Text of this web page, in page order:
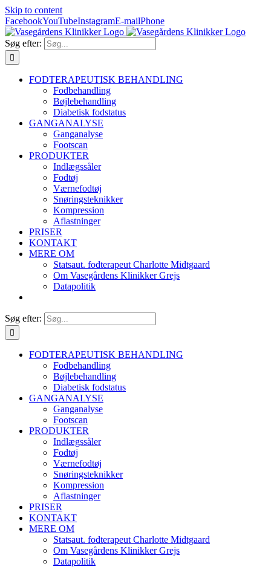
Skip to content
FacebookYouTubeInstagramE-mailPhone
Søg efter:
FODTERAPEUTISK BEHANDLING
Fodbehandling
Bøjlebehandling
Diabetisk fodstatus
GANGANALYSE
Ganganalyse
Footscan
PRODUKTER
Indlægssåler
Fodtøj
Værnefodtøj
Snøringsteknikker
Kompression
Aflastninger
PRISER
KONTAKT
MERE OM
Statsaut. fodterapeut Charlotte Midtgaard
Om Vasegårdens Klinikker Grejs
Datapolitik
Søg efter:
FODTERAPEUTISK BEHANDLING
Fodbehandling
Bøjlebehandling
Diabetisk fodstatus
GANGANALYSE
Ganganalyse
Footscan
PRODUKTER
Indlægssåler
Fodtøj
Værnefodtøj
Snøringsteknikker
Kompression
Aflastninger
PRISER
KONTAKT
MERE OM
Statsaut. fodterapeut Charlotte Midtgaard
Om Vasegårdens Klinikker Grejs
Datapolitik